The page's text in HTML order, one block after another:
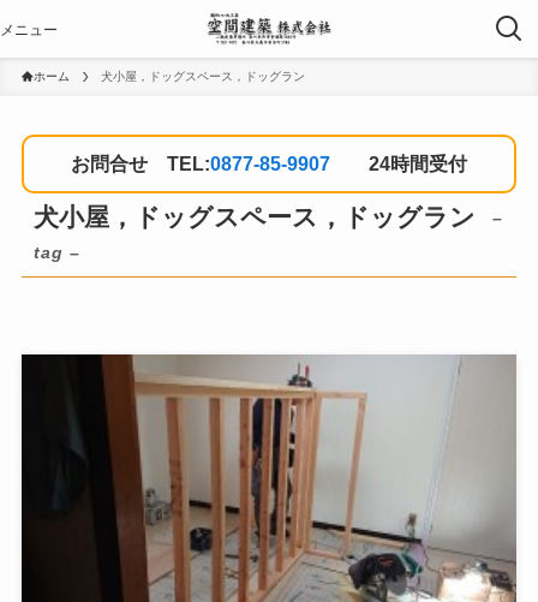
ホーム 犬小屋，ドッグスペース，ドッグラン
お問合せ TEL:0877-85-9907 24時間受付
犬小屋，ドッグスペース，ドッグラン
–
tag –